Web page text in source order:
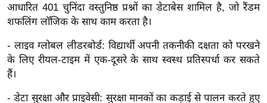
यं
ग
इं
डि
या
सा
आधारित 401 चुनिंदा वस्तुनिष्ठ प्रश्नों का डेटाबेस शामिल है, जो रैंडम
शफलिंग लॉजिक के साथ काम करता है।
- लाइव ग्लोबल लीडरबोर्ड: विद्यार्थी अपनी तकनीकी दक्षता को परखने
के लिए रीयल-टाइम में एक-दूसरे के साथ स्वस्थ प्रतिस्पर्धा कर सकते
हैं।
- डेटा सुरक्षा और प्राइवेसी: सुरक्षा मानकों का कड़ाई से पालन करते हुए